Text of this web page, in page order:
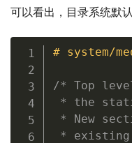
可以看出，目录系统默
# system/
/* Top
* the
* New
* existing